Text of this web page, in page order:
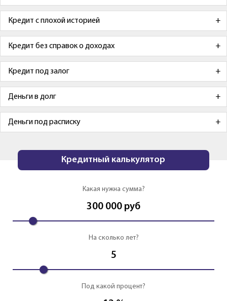
Кредит с плохой историей
Кредит без справок о доходах
Кредит под залог
Деньги в долг
Деньги под расписку
Кредитный калькулятор
Какая нужна сумма?
300 000 руб
На сколько лет?
5
Под какой процент?